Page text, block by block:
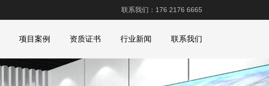
联系我们：176 2176 6665
项目案例 资质证书 行业新闻 联系我们